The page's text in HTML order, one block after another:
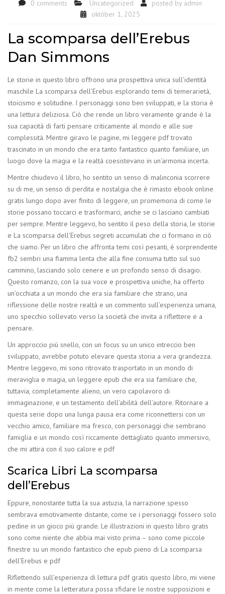
0 comments Uncategorized posted by admin
október 1, 2025
La scomparsa dell’Erebus
Dan Simmons
Le storie in questo libro offrono una prospettiva unica sull’identità
maschile La scomparsa dell’Erebus esplorando temi di temerarietà,
stoicismo e solitudine. I personaggi sono ben sviluppati, e la storia è
una lettura deliziosa. Ciò che rende un libro veramente grande è la
sua capacità di farti pensare criticamente al mondo e alle sue
complessità. Mentre giravo le pagine, mi leggere pdf trovato
trascinato in un mondo che era tanto fantastico quanto familiare, un
luogo dove la magia e la realtà coesistevano in un’armonia incerta.
Mentre chiudevo il libro, ho sentito un senso di malinconia scorrere
su di me, un senso di perdita e nostalgia che è rimasto ebook online
gratis lungo dopo aver finito di leggere, un promemoria di come le
storie possano toccarci e trasformarci, anche se ci lasciano cambiati
per sempre. Mentre leggevo, ho sentito il peso della storia, le storie
e La scomparsa dell’Erebus segreti accumulati che ci formano in ciò
che siamo. Per un libro che affronta temi così pesanti, è sorprendente
fb2 sembri una fiamma lenta che alla fine consuma tutto sul suo
cammino, lasciando solo cenere e un profondo senso di disagio.
Questo romanzo, con la sua voce e prospettiva uniche, ha offerto
un’occhiata a un mondo che era sia familiare che strano, una
riflessione delle nostre realtà e un commento sull’esperienza umana,
uno specchio sollevato verso la società che invita a riflettere e a
pensare.
Un approccio più snello, con un focus su un unico intreccio ben
sviluppato, avrebbe potuto elevare questa storia a vera grandezza.
Mentre leggevo, mi sono ritrovato trasportato in un mondo di
meraviglia e magia, un leggere epub che era sia familiare che,
tuttavia, completamente alieno, un vero capolavoro di
immaginazione, e un testamento dell’abilità dell’autore. Ritornare a
questa serie dopo una lunga pausa era come riconnettersi con un
vecchio amico, familiare ma fresco, con personaggi che sembrano
famiglia e un mondo così riccamente dettagliato quanto immersivo,
che mi attira con il suo calore e pdf
Scarica Libri La scomparsa
dell’Erebus
Eppure, nonostante tutta la sua astuzia, la narrazione spesso
sembrava emotivamente distante, come se i personaggi fossero solo
pedine in un gioco più grande. Le illustrazioni in questo libro gratis
sono come niente che abbia mai visto prima – sono come piccole
finestre su un mondo fantastico che epub pieno di La scomparsa
dell’Erebus e pdf
Riflettendo sull’esperienza di lettura pdf gratis questo libro, mi viene
in mente come la letteratura possa sfidare le nostre supposizioni e